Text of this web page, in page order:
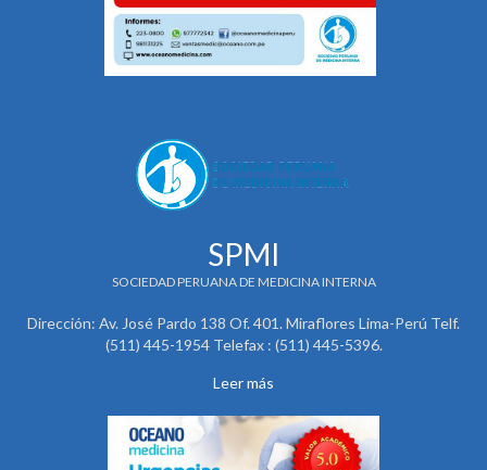
SPMI
SOCIEDAD PERUANA DE MEDICINA INTERNA
Dirección: Av. José Pardo 138 Of. 401. Miraflores Lima-Perú Telf.
(511) 445-1954 Telefax : (511) 445-5396.
Leer más